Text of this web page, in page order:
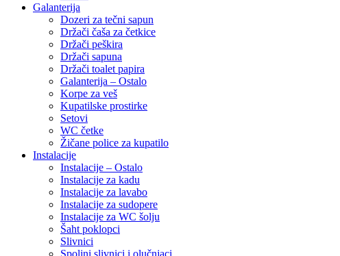
Galanterija
Dozeri za tečni sapun
Držači čaša za četkice
Držači peškira
Držači sapuna
Držači toalet papira
Galanterija – Ostalo
Korpe za veš
Kupatilske prostirke
Setovi
WC četke
Žičane police za kupatilo
Instalacije
Instalacije – Ostalo
Instalacije za kadu
Instalacije za lavabo
Instalacije za sudopere
Instalacije za WC šolju
Šaht poklopci
Slivnici